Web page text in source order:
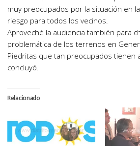
muy preocupados por la situación en
riesgo para todos los vecinos.
Aproveché la audiencia también para
problemática de los terrenos en
Piedritas que tan preocupados tienen
concluyó.
Relacionado